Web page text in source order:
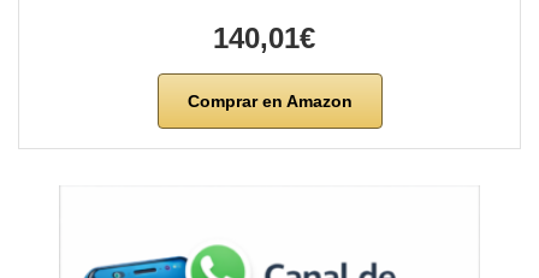
140,01€
Comprar en Amazon